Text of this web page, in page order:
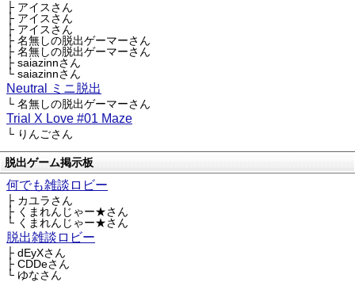
├ アイスさん
├ アイスさん
├ アイスさん
├ 名無しの脱出ゲーマーさん
├ 名無しの脱出ゲーマーさん
├ saiazinnさん
└ saiazinnさん
Neutral ミニ脱出
└ 名無しの脱出ゲーマーさん
Trial X Love #01 Maze
└ りんごさん
脱出ゲーム掲示板
何でも雑談ロビー
├ カユラさん
├ くまれんじゃー★さん
└ くまれんじゃー★さん
脱出雑談ロビー
├ dEyXさん
├ CDDeさん
└ ゆなさん